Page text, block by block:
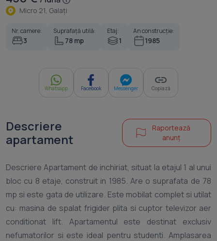
Micro 21, Galaţi
Nr. camere:
3
Suprafață utilă:
78 mp
Etaj:
1
An construcție:
1985
Whatsapp Facebook Messenger Copiază
Descriere
apartament
Raportează
anunț
Descriere Apartament de inchiriat, situat la etajul 1 al unui
bloc cu 8 etaje, construit in 1985. Are o suprafata de 78
mp si este gata de utilizare. Este mobilat complet si utilat
cu: masina de spalat frigider plita si cuptor televizor aer
conditionat lift. Apartamentul este destinat exclusiv
nefumatorilor si este ideal pentru studenti. Amplasarea